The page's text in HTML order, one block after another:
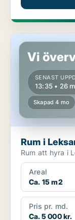
Rum i Leksand
Vi
SENAST
13:35 • 26
Skapad 4 mo
Rum i
Rum att hyra i
Areal
Ca. 15 m2
Pris pr. md.
Ca. 5 000 kr.